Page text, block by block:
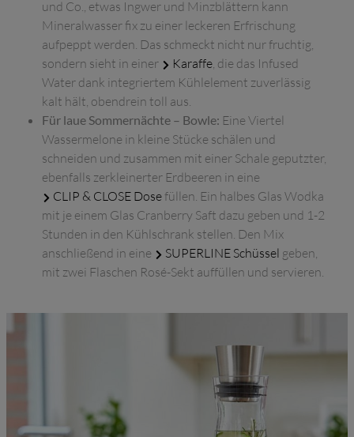
und Co., etwas Ingwer und Minzblättern kann
Mineralwasser fix zu einer leckeren Erfrischung
aufpeppt werden. Das schmeckt nicht nur fruchtig,
sondern sieht in einer
Karaffe, die das Infused
Water dank integriertem Kühlelement zuverlässig
kalt hält, obendrein toll aus.
Für laue Sommernächte – Bowle: Eine Viertel
Wassermelone in kleine Stücke schälen und
schneiden und zusammen mit einer Schale geputzter,
ebenfalls zerkleinerter Erdbeeren in eine
CLIP & CLOSE Dosefüllen. Ein halbes Glas Wodka
mit je einem Glas Cranberry Saft dazu geben und 1-2
Stunden in den Kühlschrank stellen. Den Mix
anschließend in eine
SUPERLINE Schüssel geben,
mit zwei Flaschen Rosé-Sekt auffüllen und servieren.